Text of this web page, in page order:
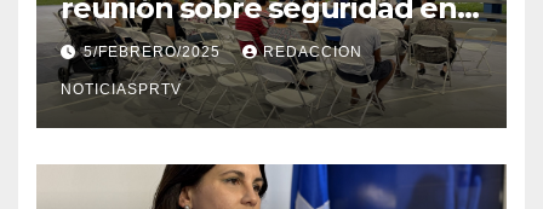
reunión sobre seguridad en
Reparto Metropolitano
5/FEBRERO/2025 REDACCION
NOTICIASPRTV